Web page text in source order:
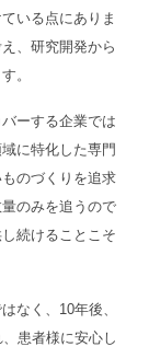
いる点にありま
、研究開発から
。
ーする企業では
に特化した専門
のづくりを追求
のみを追うので
続けることこそ
なく、10年後、
患者様に安心し